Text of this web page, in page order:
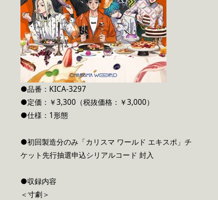
●品番：KICA-3297
●定価：￥3,300（税抜価格：￥3,000）
●仕様：1形態
●初回製造分のみ「カリスマ ワールド エキスポ」チ
ケット先行抽選申込シリアルコード 封入
●収録内容
＜寸劇＞